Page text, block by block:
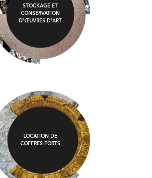
STOCKAGE ET
CONSERVATION
D'ŒUVRES D'ART
LOCATION DE
COFFRES-FORTS